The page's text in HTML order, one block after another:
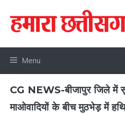
content
Menu
CG NEWS-बीजापुर जिले में
माओवादियों के बीच मुठभेड़ में